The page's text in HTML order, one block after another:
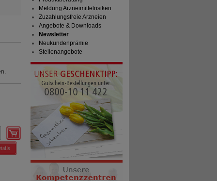
Meldung Arzneimittelrisiken
Zuzahlungsfreie Arzneien
Angebote & Downloads
Newsletter
Neukundenprämie
Stellenangebote